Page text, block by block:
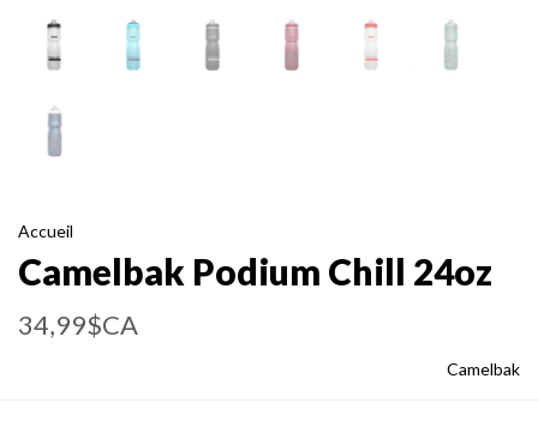
Accueil
Camelbak Podium Chill 24oz
34,99$CA
Camelbak